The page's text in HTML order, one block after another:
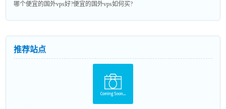
哪个便宜的国外vps好?便宜的国外vps如何买?
推荐站点